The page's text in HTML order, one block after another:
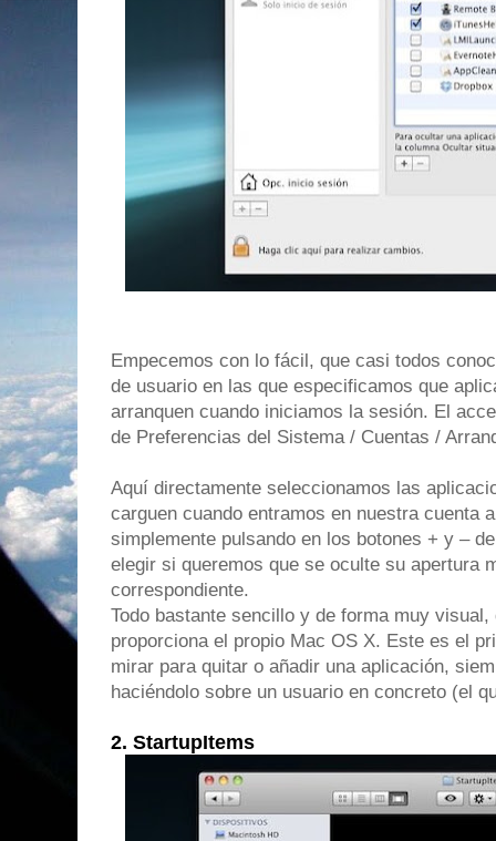
Empecemos con lo fácil, que casi todos
de usuario en las que especificamos que
arranquen cuando iniciamos la sesión. El
de Preferencias del Sistema / Cuentas /
Aquí directamente seleccionamos las
carguen cuando entramos en nuestra cuenta
simplemente pulsando en los botones + y –
elegir si queremos que se oculte su apertura
correspondiente.
Todo bastante sencillo y de forma muy
proporciona el propio Mac OS X. Este es el
mirar para quitar o añadir una aplicación,
haciéndolo sobre un usuario en concreto (el
2. StartupItems